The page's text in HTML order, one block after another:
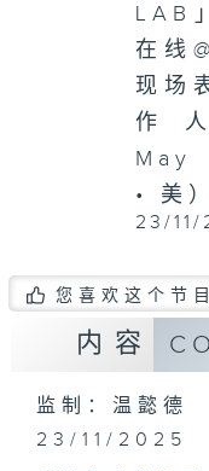
LAB
在线
现场
作
May
• 美）
23/
您喜欢这个节
内容
监制：温懿德
23/11/2025